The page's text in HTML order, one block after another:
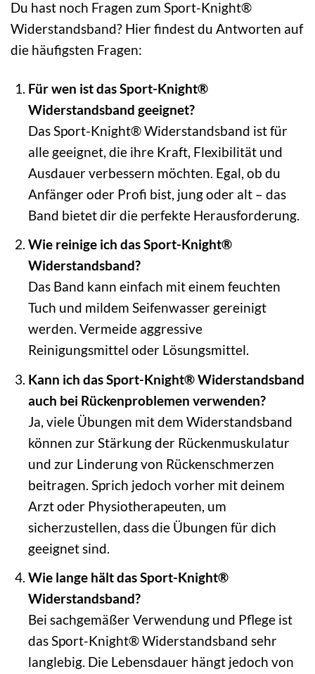
Du hast noch Fragen zum Sport-Knight®
Widerstandsband? Hier findest du Antworten auf
die häufigsten Fragen:
Für wen ist das Sport-Knight®
Widerstandsband geeignet?
Das Sport-Knight® Widerstandsband ist für
alle geeignet, die ihre Kraft, Flexibilität und
Ausdauer verbessern möchten. Egal, ob du
Anfänger oder Profi bist, jung oder alt – das
Band bietet dir die perfekte Herausforderung.
Wie reinige ich das Sport-Knight®
Widerstandsband?
Das Band kann einfach mit einem feuchten
Tuch und mildem Seifenwasser gereinigt
werden. Vermeide aggressive
Reinigungsmittel oder Lösungsmittel.
Kann ich das Sport-Knight® Widerstandsband
auch bei Rückenproblemen verwenden?
Ja, viele Übungen mit dem Widerstandsband
können zur Stärkung der Rückenmuskulatur
und zur Linderung von Rückenschmerzen
beitragen. Sprich jedoch vorher mit deinem
Arzt oder Physiotherapeuten, um
sicherzustellen, dass die Übungen für dich
geeignet sind.
Wie lange hält das Sport-Knight®
Widerstandsband?
Bei sachgemäßer Verwendung und Pflege ist
das Sport-Knight® Widerstandsband sehr
langlebig. Die Lebensdauer hängt jedoch von